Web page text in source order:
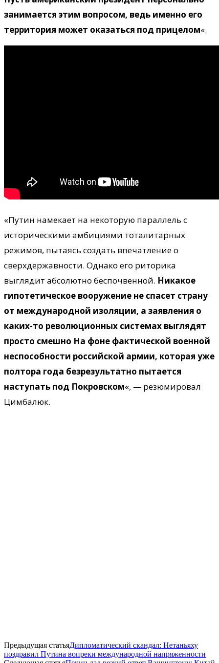
занимается этим вопросом, ведь именно его
территория может оказаться под прицелом«.
«Путин намекает на некоторую параллель с
историческими амбициями тоталитарных
режимов, пытаясь создать впечатление о
сверхдержавности. Однако его риторика
выглядит абсолютно беспочвенной. Никакое
гипотетическое вооружение не спасет страну
от международной изоляции, а заявления о
каких-то революционных системах выглядят
просто смешно Ha фоне фактической военной
неспособности российской армии, которая уже
полтора года безрезультатно пытается
наступать под Покровском«, — резюмировал
Цимбалюк.
Предыдущая статьяДипломатический скандал: Нетаньяху
поздравил Путина вопреки международной напряженности